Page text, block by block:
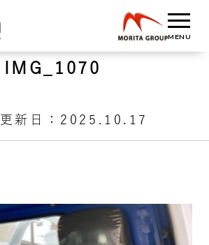
IMG_1070
更新日：2025.10.17